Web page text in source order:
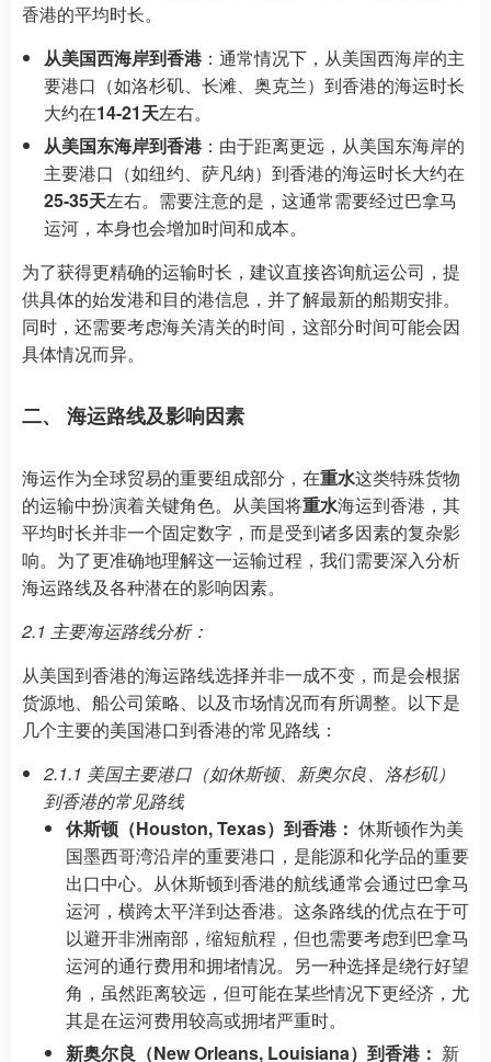
香港的平均时长。
从美国西海岸到香港：通常情况下，从美国西海岸的主
要港口（如洛杉矶、长滩、奥克兰）到香港的海运时长
大约在14-21天左右。
从美国东海岸到香港：由于距离更远，从美国东海岸的
主要港口（如纽约、萨凡纳）到香港的海运时长大约在
25-35天左右。需要注意的是，这通常需要经过巴拿马
运河，本身也会增加时间和成本。
为了获得更精确的运输时长，建议直接咨询航运公司，提
供具体的始发港和目的港信息，并了解最新的船期安排。
同时，还需要考虑海关清关的时间，这部分时间可能会因
具体情况而异。
二、 海运路线及影响因素
海运作为全球贸易的重要组成部分，在重水这类特殊货物
的运输中扮演着关键角色。从美国将重水海运到香港，其
平均时长并非一个固定数字，而是受到诸多因素的复杂影
响。为了更准确地理解这一运输过程，我们需要深入分析
海运路线及各种潜在的影响因素。
2.1 主要海运路线分析：
从美国到香港的海运路线选择并非一成不变，而是会根据
货源地、船公司策略、以及市场情况而有所调整。以下是
几个主要的美国港口到香港的常见路线：
2.1.1 美国主要港口（如休斯顿、新奥尔良、洛杉矶）
到香港的常见路线
休斯顿（Houston, Texas）到香港： 休斯顿作为美
国墨西哥湾沿岸的重要港口，是能源和化学品的重要
出口中心。从休斯顿到香港的航线通常会通过巴拿马
运河，横跨太平洋到达香港。这条路线的优点在于可
以避开非洲南部，缩短航程，但也需要考虑到巴拿马
运河的通行费用和拥堵情况。另一种选择是绕行好望
角，虽然距离较远，但可能在某些情况下更经济，尤
其是在运河费用较高或拥堵严重时。
新奥尔良（New Orleans, Louisiana）到香港： 新